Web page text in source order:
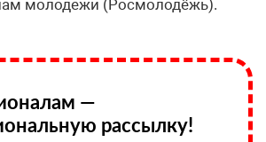
молодежи (Росмолодёжь).
—
рассылку!